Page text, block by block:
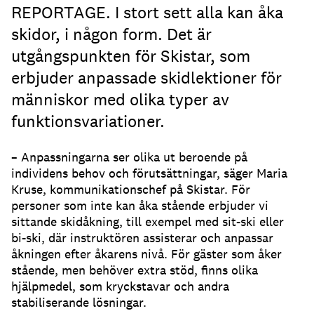
REPORTAGE. I stort sett alla kan åka
skidor, i någon form. Det är
utgångspunkten för Skistar, som
erbjuder anpassade skidlektioner för
människor med olika typer av
funktionsvariationer.
– Anpassningarna ser olika ut beroende på
individens behov och förutsättningar, säger Maria
Kruse, kommunikationschef på Skistar. För
personer som inte kan åka stående erbjuder vi
sittande skidåkning, till exempel med sit-ski eller
bi-ski, där instruktören assisterar och anpassar
åkningen efter åkarens nivå. För gäster som åker
stående, men behöver extra stöd, finns olika
hjälpmedel, som kryckstavar och andra
stabiliserande lösningar.